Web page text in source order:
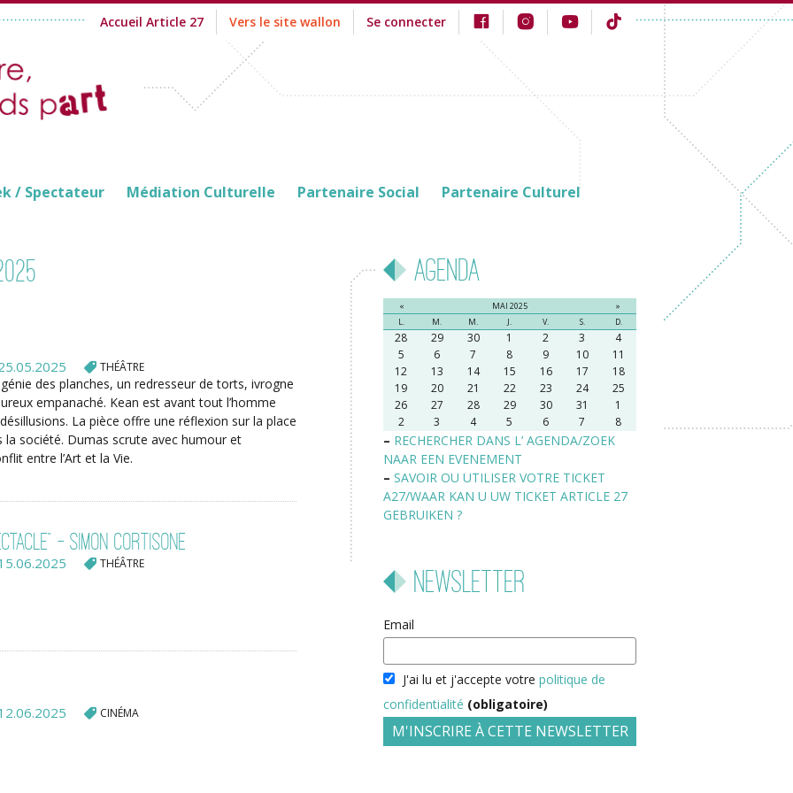
Accueil Article 27 Vers le site wallon Se connecter
/ Spectateur Médiation Culturelle Partenaire Social Partenaire Culturel
THÉÂTRE
des planches, un redresseur de torts, ivrogne
empanaché. Kean est avant tout l’homme
La pièce offre une réflexion sur la place
la société. Dumas scrute avec humour et
entre l’Art et la Vie.
- Simon Cortisone
THÉÂTRE
CINÉMA
Agenda
« MAI 2025
»
L.
M. M. J. V. S. D.
28 29 30 1 2 3
4
5
6 7 8 9 10
11
12
13 14 15 16 17
18
19
20 21 22 23 24
25
26
27 28 29 30 31
1
2
3 4 5 6 7 8
– RECHERCHER DANS L’ AGENDA/ZOEK
NAAR EEN EVENEMENT
– SAVOIR OU UTILISER VOTRE TICKET
A27/WAAR KAN U UW TICKET ARTICLE 27
GEBRUIKEN ?
Newsletter
Email
J'ai lu et j'accepte votre politique de
confidentialité (obligatoire)